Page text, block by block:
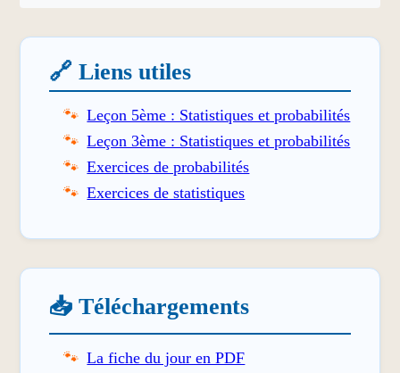
🔗 Liens utiles
Leçon 5ème : Statistiques et probabilités
Leçon 3ème : Statistiques et probabilités
Exercices de probabilités
Exercices de statistiques
📥 Téléchargements
La fiche du jour en PDF